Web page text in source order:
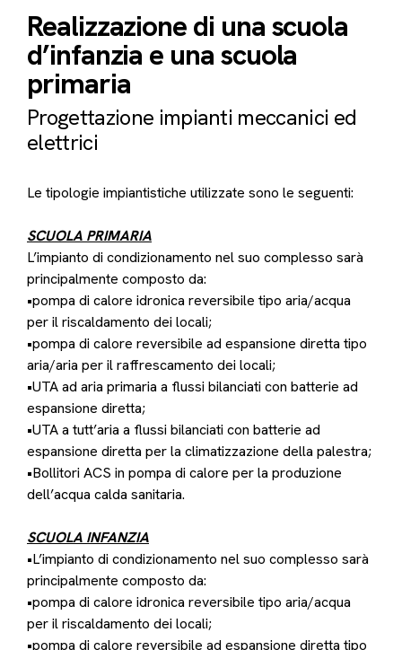
Realizzazione di una scuola
d’infanzia e una scuola
primaria
Progettazione impianti meccanici ed
elettrici
Le tipologie impiantistiche utilizzate sono le seguenti:
SCUOLA PRIMARIA
L’impianto di condizionamento nel suo complesso sarà
principalmente composto da:
•pompa di calore idronica reversibile tipo aria/acqua
per il riscaldamento dei locali;
•pompa di calore reversibile ad espansione diretta tipo
aria/aria per il raffrescamento dei locali;
•UTA ad aria primaria a flussi bilanciati con batterie ad
espansione diretta;
•UTA a tutt’aria a flussi bilanciati con batterie ad
espansione diretta per la climatizzazione della palestra;
•Bollitori ACS in pompa di calore per la produzione
dell’acqua calda sanitaria.
SCUOLA INFANZIA
•L’impianto di condizionamento nel suo complesso sarà
principalmente composto da:
•pompa di calore idronica reversibile tipo aria/acqua
per il riscaldamento dei locali;
•pompa di calore reversibile ad espansione diretta tipo